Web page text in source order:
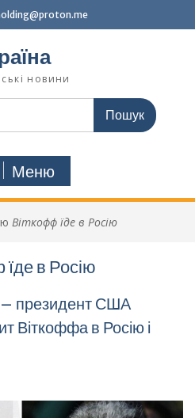
новини
Меню
Віткофф їде в Росію
в Росію
президент США
Віткоффа в Росію і